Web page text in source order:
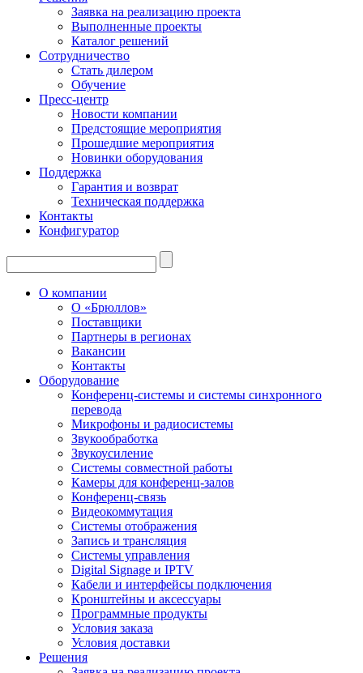
Заявка на реализацию проекта
Выполненные проекты
Каталог решений
Сотрудничество
Стать дилером
Обучение
Пресс-центр
Новости компании
Предстоящие мероприятия
Прошедшие мероприятия
Новинки оборудования
Поддержка
Гарантия и возврат
Техническая поддержка
Контакты
Конфигуратор
О компании
О «Брюллов»
Поставщики
Партнеры в регионах
Вакансии
Контакты
Оборудование
Конференц-системы и системы синхронного
перевода
Микрофоны и радиосистемы
Звукообработка
Звукоусиление
Системы совместной работы
Камеры для конференц-залов
Конференц-связь
Видеокоммутация
Системы отображения
Запись и трансляция
Системы управления
Digital Signage и IPTV
Кабели и интерфейсы подключения
Кронштейны и аксессуары
Программные продукты
Условия заказа
Условия доставки
Решения